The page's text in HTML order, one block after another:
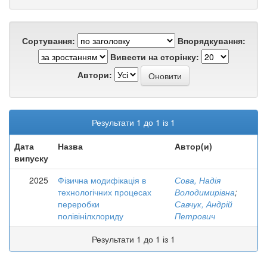
Сортування:
Впорядкування:
Вивести на сторінку:
Автори:
Результати 1 до 1 із 1
Дата
випуску
Назва Автор(и)
2025
Фізична модифікація в
технологічних процесах
переробки
полівінілхлориду
Сова, Надія
Володимирівна;
Савчук, Андрій
Петрович
Результати 1 до 1 із 1